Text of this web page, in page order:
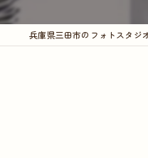
兵庫県三田市のフォトスタジ